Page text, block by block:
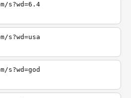
s?wd=6.4
s?wd=usa
s?wd=god